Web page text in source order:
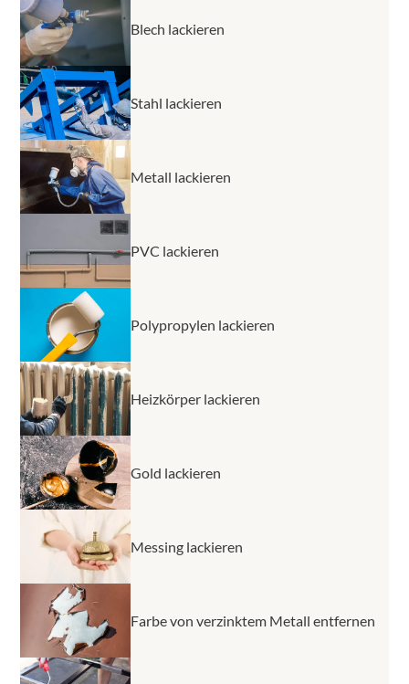
Blech lackieren
Stahl lackieren
Metall lackieren
PVC lackieren
Polypropylen lackieren
Heizkörper lackieren
Gold lackieren
Messing lackieren
Farbe von verzinktem Metall entfernen